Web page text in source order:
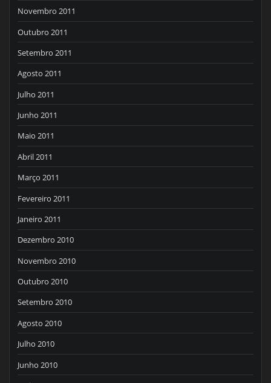
Novembro 2011
Outubro 2011
Setembro 2011
Agosto 2011
Julho 2011
Junho 2011
Maio 2011
Abril 2011
Março 2011
Fevereiro 2011
Janeiro 2011
Dezembro 2010
Novembro 2010
Outubro 2010
Setembro 2010
Agosto 2010
Julho 2010
Junho 2010